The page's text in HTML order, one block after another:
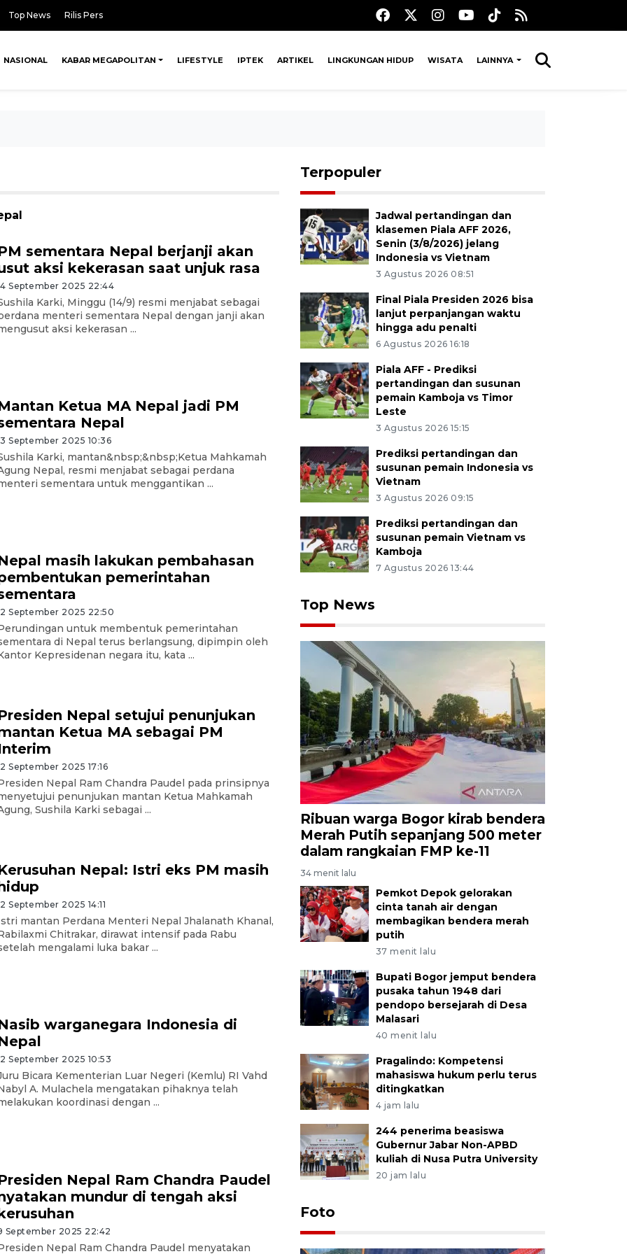
Top News Rilis Pers
NASIONAL KABAR MEGAPOLITAN LIFESTYLE IPTEK ARTIKEL LINGKUNGAN HIDUP WISATA LAINNYA
sementara Nepal berjanji akan
aksi kekerasan saat unjuk rasa
September 2025 22:44
Karki, Minggu (14/9) resmi menjabat sebagai
menteri sementara Nepal dengan janji akan
aksi kekerasan ...
Ketua MA Nepal jadi PM
Nepal
September 2025 10:36
Karki, mantan&nbsp;&nbsp;Ketua Mahkamah
Nepal, resmi menjabat sebagai perdana
sementara untuk menggantikan ...
masih lakukan pembahasan
pemerintahan
September 2025 22:50
untuk membentuk pemerintahan
di Nepal terus berlangsung, dipimpin oleh
Kepresidenan negara itu, kata ...
Nepal setujui penunjukan
Ketua MA sebagai PM
September 2025 17:16
Nepal Ram Chandra Paudel pada prinsipnya
penunjukan mantan Ketua Mahkamah
Sushila Karki sebagai ...
Nepal: Istri eks PM masih
September 2025 14:11
mantan Perdana Menteri Nepal Jhalanath Khanal,
Chitrakar, dirawat intensif pada Rabu
mengalami luka bakar ...
warganegara Indonesia di
September 2025 10:53
Bicara Kementerian Luar Negeri (Kemlu) RI Vahd
A. Mulachela mengatakan pihaknya telah
koordinasi dengan ...
Nepal Ram Chandra Paudel
mundur di tengah aksi
September 2025 22:42
Nepal Ram Chandra Paudel menyatakan
Terpopuler
Jadwal pertandingan dan
klasemen Piala AFF 2026,
Senin (3/8/2026) jelang
Indonesia vs Vietnam
3 Agustus 2026 08:51
Final Piala Presiden 2026 bisa
lanjut perpanjangan waktu
hingga adu penalti
6 Agustus 2026 16:18
Piala AFF - Prediksi
pertandingan dan susunan
pemain Kamboja vs Timor
Leste
3 Agustus 2026 15:15
Prediksi pertandingan dan
susunan pemain Indonesia vs
Vietnam
3 Agustus 2026 09:15
Prediksi pertandingan dan
susunan pemain Vietnam vs
Kamboja
7 Agustus 2026 13:44
Top News
Ribuan warga Bogor kirab bendera
Merah Putih sepanjang 500 meter
dalam rangkaian FMP ke-11
34 menit lalu
Pemkot Depok gelorakan
cinta tanah air dengan
membagikan bendera merah
putih
37 menit lalu
Bupati Bogor jemput bendera
pusaka tahun 1948 dari
pendopo bersejarah di Desa
Malasari
40 menit lalu
Pragalindo: Kompetensi
mahasiswa hukum perlu terus
ditingkatkan
4 jam lalu
244 penerima beasiswa
Gubernur Jabar Non-APBD
kuliah di Nusa Putra University
20 jam lalu
Foto